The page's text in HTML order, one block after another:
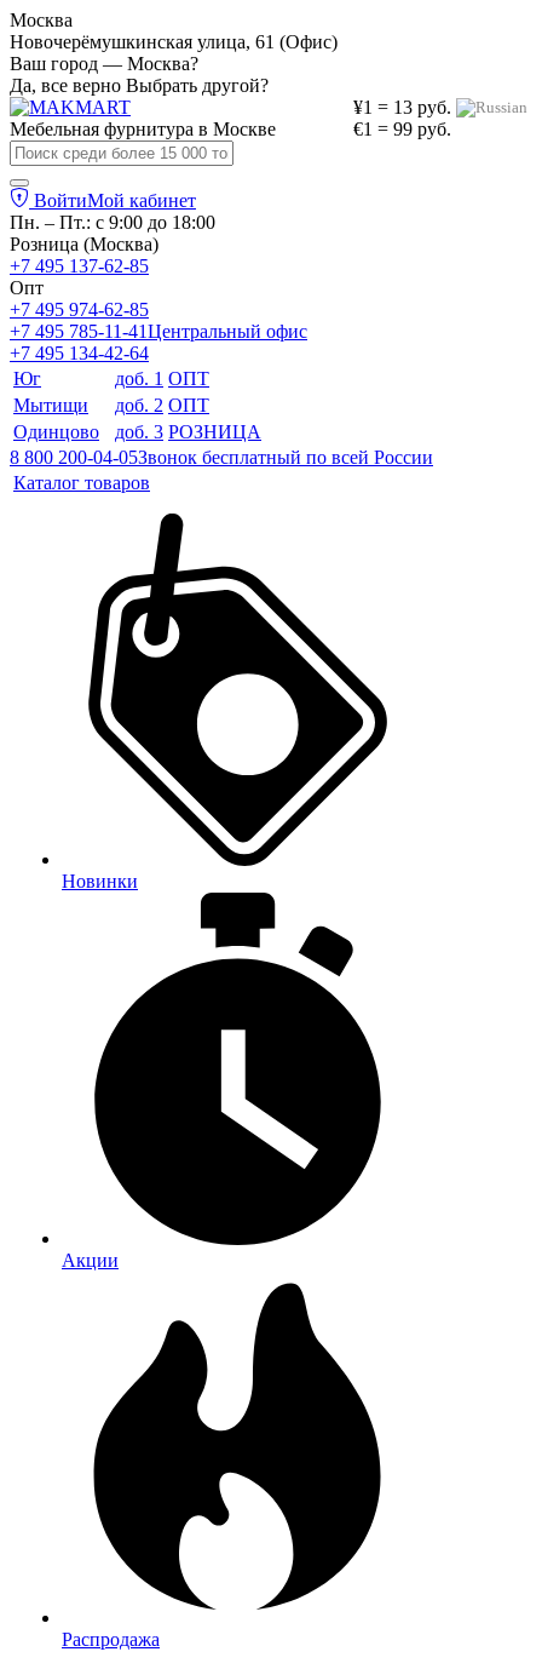
Москва
Новочерёмушкинская улица, 61 (Офис)
Ваш город — Москва?
Да, все верно Выбрать другой?
¥1 = 13 руб.
€1 = 99 руб.
Мебельная фурнитура в Москве
ВойтиМой кабинет
Пн. – Пт.: с 9:00 до 18:00
Розница (Москва)
+7 495 137-62-85
Опт
+7 495 974-62-85
+7 495 785-11-41Центральный офис
+7 495 134-42-64
Юг
доб. 1 ОПТ
Мытищи
доб. 2 ОПТ
Одинцово
доб. 3 РОЗНИЦА
8 800 200-04-05Звонок бесплатный по всей России
Каталог товаров
Новинки
Акции
Распродажа